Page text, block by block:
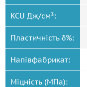
KCU Дж/см³:
Пластичність δ%:
Напівфабрикат:
Міцність (МПа):